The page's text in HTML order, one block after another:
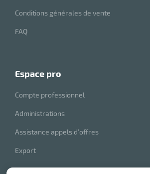
Conditions générales de vente
FAQ
espace pro
Compte professionnel
Administrations
Assistance appels d’offres
Export
index produits